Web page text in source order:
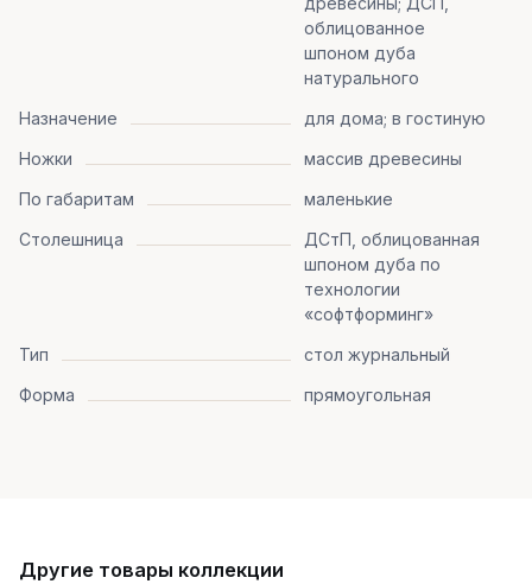
облицованное
шпоном дуба
натурального
Назначение
для дома; в гостиную
Ножки
массив древесины
По габаритам
маленькие
Столешница
ДСтП, облицованная
шпоном дуба по
технологии
«софтформинг»
Тип
стол журнальный
Форма
прямоугольная
Другие товары коллекции